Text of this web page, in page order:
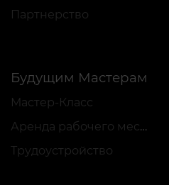
Партнерство
Будущим Мастерам
Мастер-Класс
Аренда рабочего места
Трудоустройство